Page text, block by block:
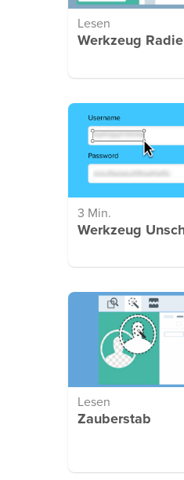
Lesen
Werkzeug
3 Min.
Werkzeug
Lesen
Zauberstab